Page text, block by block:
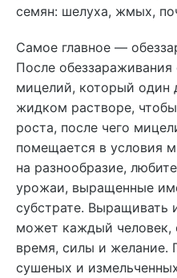
семян: шелуха, жмых,
Самое главное —
После обеззараживания
мицелий, который один
жидком растворе,
роста, после чего
помещается в условия
на разнообразие,
урожаи, выращенные
субстрате. Выращивать
может каждый человек,
время, силы и желание.
сушеных и